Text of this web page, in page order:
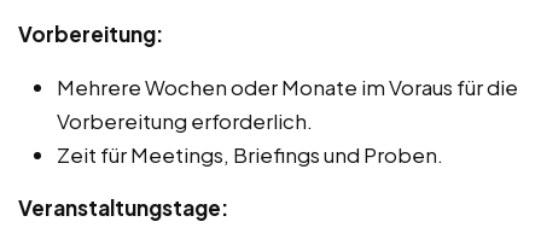
Vorbereitung:
Mehrere Wochen oder Monate im Voraus für die
Vorbereitung erforderlich.
Zeit für Meetings, Briefings und Proben.
Veranstaltungstage: